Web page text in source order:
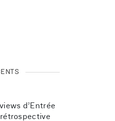
d’Entrée